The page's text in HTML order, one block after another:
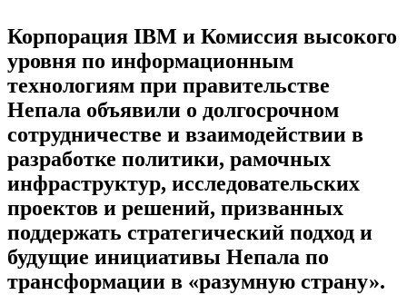
Корпорация IBM и Комиссия высокого
уровня по информационным
технологиям при правительстве
Непала объявили о долгосрочном
сотрудничестве и взаимодействии в
разработке политики, рамочных
инфраструктур, исследовательских
проектов и решений, призванных
поддержать стратегический подход и
будущие инициативы Непала по
трансформации в «разумную страну».